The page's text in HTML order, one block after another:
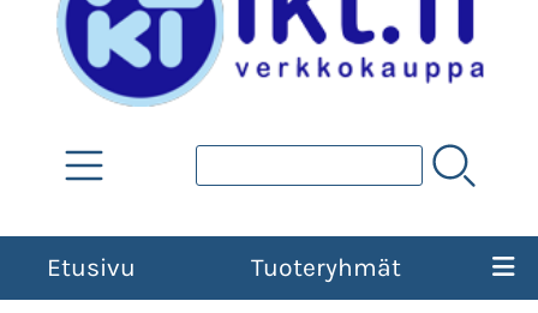
Etusivu Tuoteryhmät